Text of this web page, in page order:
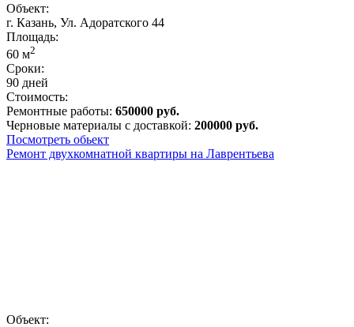
Объект:
г. Казань, Ул. Адоратского 44
Площадь:
60 м2
Сроки:
90 дней
Стоимость:
Ремонтные работы: 650000 руб.
Черновые материалы с доставкой: 200000 руб.
Посмотреть обьект
Ремонт двухкомнатной квартиры на Лаврентьева
Объект: